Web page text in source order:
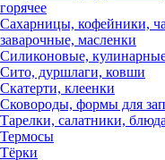
горячее
Сахарницы, кофейники,
заварочные, масленки
Силиконовые,
Сито, дуршлаги, ковши
Скатерти, клеенки
Сковороды, формы для
Тарелки, салатники, блюда
Термосы
Тёрки